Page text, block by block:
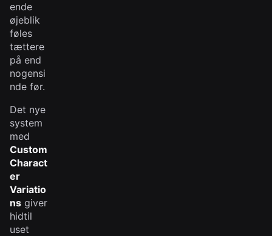
ende
øjeblik
føles
tættere
på end
nogensi
nde før.
Det nye
system
med
Custom
Charact
er
Variatio
ns giver
hidtil
uset